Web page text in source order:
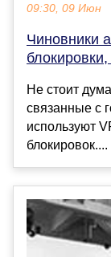
09:30, 09 Июн
Чиновники
Не стоит
связанные с
используют
блокировок....